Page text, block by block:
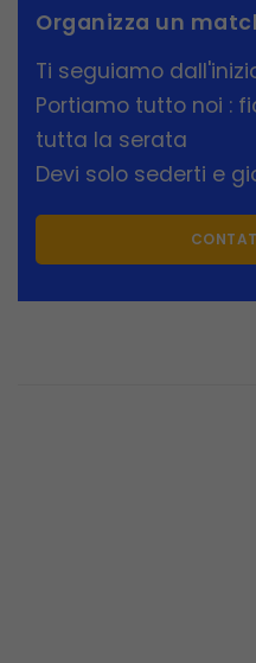
Organizza un
Ti seguiamo
Portiamo tutto noi :
tutta la serata
Devi solo sederti e